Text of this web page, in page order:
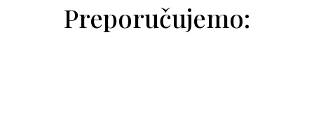
Preporučujemo: